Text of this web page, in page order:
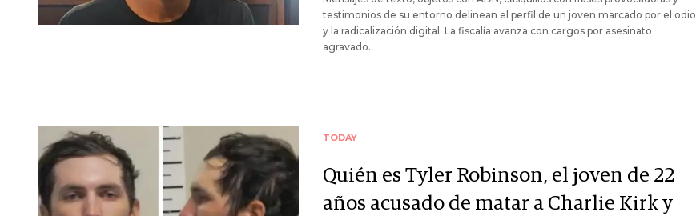
testimonios de su entorno delinean el perfil de un joven marcado por el odio
y la radicalización digital. La fiscalía avanza con cargos por asesinato
agravado.
TODAY
Quién es Tyler Robinson, el joven de 22
años acusado de matar a Charlie Kirk y